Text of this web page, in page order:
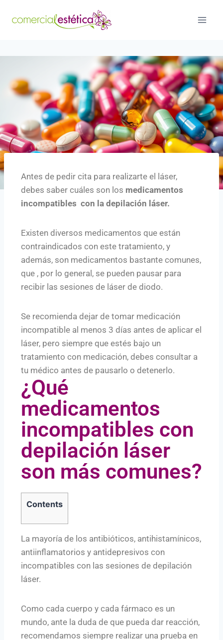
Antes de pedir cita para realizarte el láser,
debes saber cuáles son los medicamentos
incompatibles con la depilación láser.
Existen diversos medicamentos que están
contraindicados con este tratamiento, y
además, son medicamentos bastante comunes,
que , por lo general, se pueden pausar para
recibir las sesiones de láser de diodo.
Se recomienda dejar de tomar medicación
incompatible al menos 3 días antes de aplicar el
láser, pero siempre que estés bajo un
tratamiento con medicación, debes consultar a
tu médico antes de pausarlo o detenerlo.
¿Qué
medicamentos
incompatibles con
depilación láser
son más comunes?
Contents
La mayoría de los antibióticos, antihistamínicos,
antiinflamatorios y antidepresivos con
incompatibles con las sesiones de depilación
láser.
Como cada cuerpo y cada fármaco es un
mundo, ante la duda de que pueda dar reacción,
recomendamos siempre realizar una prueba en